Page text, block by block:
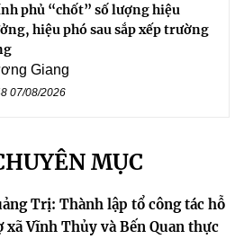
phủ “chốt” số lượng hiệu
hiệu phó sau sắp xếp trường
Giang
07/08/2026
MỤC
Trị: Thành lập tổ công tác hỗ
xã Vĩnh Thủy và Bến Quan thực